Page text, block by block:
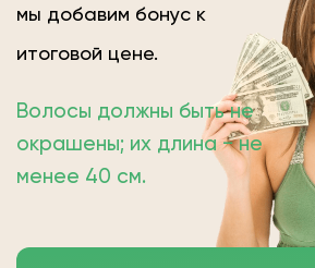
мы добавим бонус к
итоговой цене.
Волосы должны быть не
окрашены; их длина − не
менее 40 см.